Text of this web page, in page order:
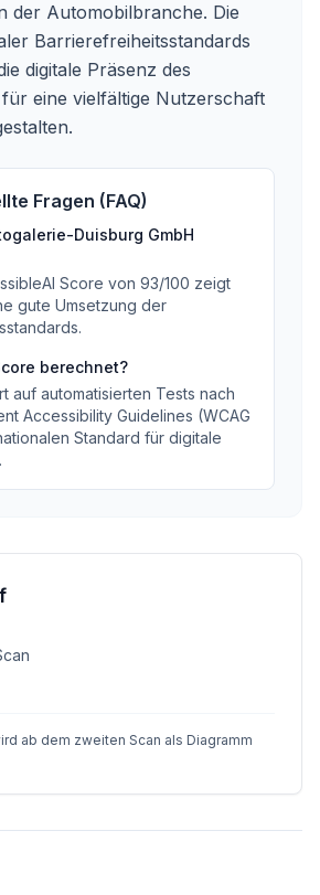
der Automobilbranche. Die
Barrierefreiheitsstandards
digitale Präsenz des
eine vielfältige Nutzerschaft
Fragen (FAQ)
Duisburg GmbH
Score von 93/100 zeigt
gute Umsetzung der
.
berechnet?
auf automatisierten Tests nach
Accessibility Guidelines (WCAG
Standard für digitale
ab dem zweiten Scan als Diagramm